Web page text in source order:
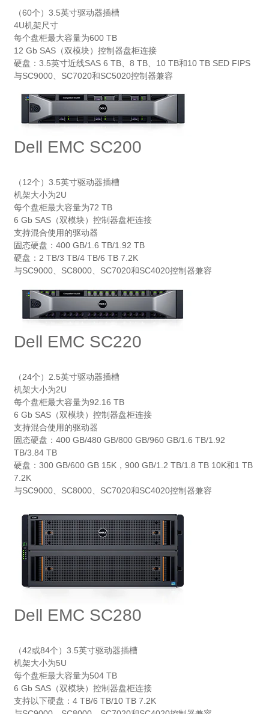
（60个）3.5英寸驱动器插槽
4U机架尺寸
每个盘柜最大容量为600 TB
12 Gb SAS（双模块）控制器盘柜连接
硬盘：3.5英寸近线SAS 6 TB、8 TB、10 TB和10 TB SED FIPS
与SC9000、SC7020和SC5020控制器兼容
Dell EMC SC200
（12个）3.5英寸驱动器插槽
机架大小为2U
每个盘柜最大容量为72 TB
6 Gb SAS（双模块）控制器盘柜连接
支持混合使用的驱动器
固态硬盘：400 GB/1.6 TB/1.92 TB
硬盘：2 TB/3 TB/4 TB/6 TB 7.2K
与SC9000、SC8000、SC7020和SC4020控制器兼容
Dell EMC SC220
（24个）2.5英寸驱动器插槽
机架大小为2U
每个盘柜最大容量为92.16 TB
6 Gb SAS（双模块）控制器盘柜连接
支持混合使用的驱动器
固态硬盘：400 GB/480 GB/800 GB/960 GB/1.6 TB/1.92
TB/3.84 TB
硬盘：300 GB/600 GB 15K，900 GB/1.2 TB/1.8 TB 10K和1 TB
7.2K
与SC9000、SC8000、SC7020和SC4020控制器兼容
Dell EMC SC280
（42或84个）3.5英寸驱动器插槽
机架大小为5U
每个盘柜最大容量为504 TB
6 Gb SAS（双模块）控制器盘柜连接
支持以下硬盘：4 TB/6 TB/10 TB 7.2K